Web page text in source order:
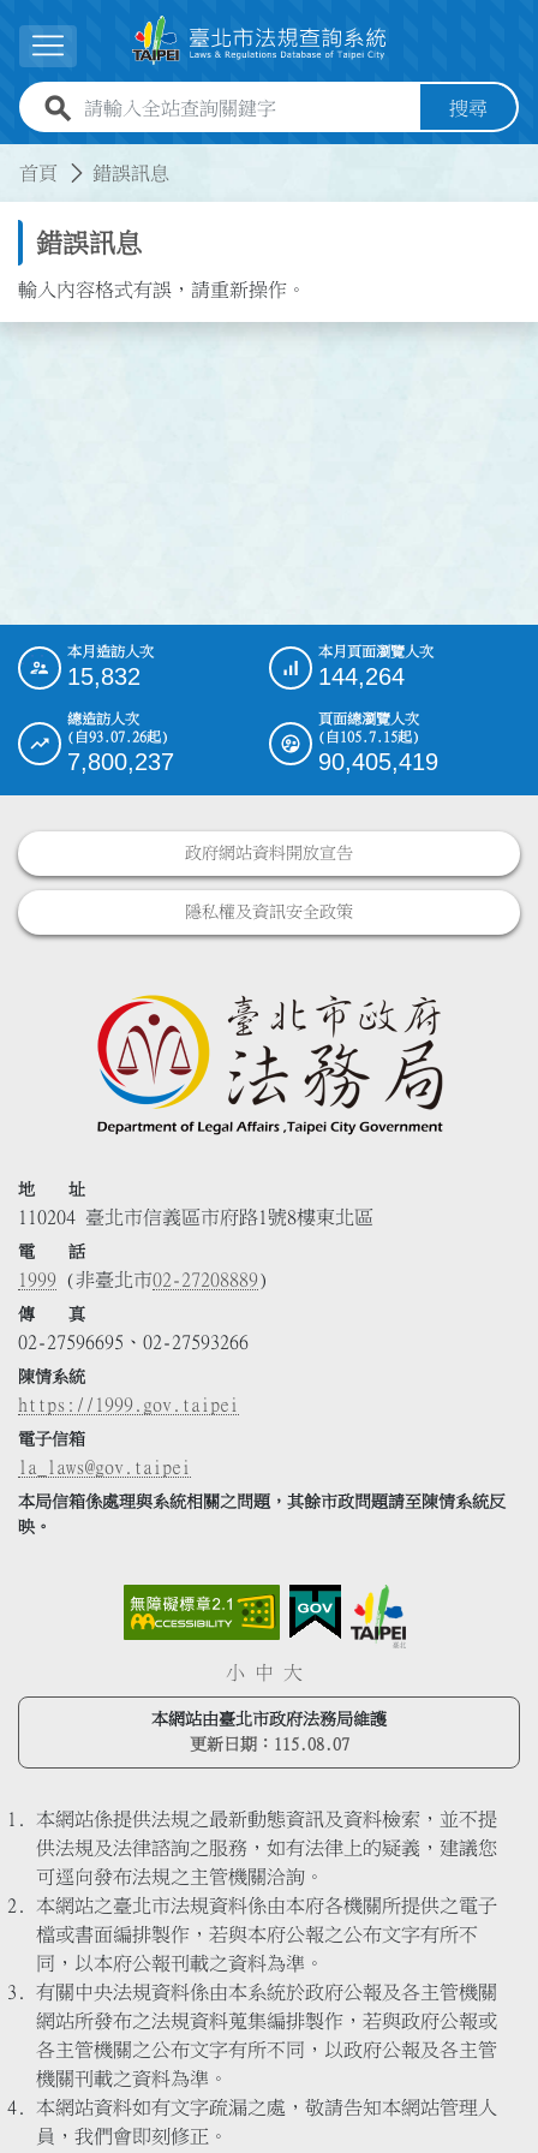
展開選單
全站查詢關鍵字欄位 搜尋
首頁 錯誤訊息
錯誤訊息
輸入內容格式有誤，請重新操作。
::: 本月造訪人次
15,832
本月頁面瀏覽人次
144,264
總造訪人次
(自93.07.26起)
7,800,237
頁面總瀏覽人次
(自105.7.15起)
90,405,419
政府網站資料開放宣告
隱私權及資訊安全政策
地 址
110204 臺北市信義區市府路1號8樓東北區
電 話
1999 (非臺北市02-27208889)
傳 真
02-27596695、02-27593266
陳情系統
https://1999.gov.taipei
電子信箱
la_laws@gov.taipei
本局信箱係處理與系統相關之問題，其餘市政問題請至陳情系統反
映。
小 中 大
本網站由臺北市政府法務局維護
更新日期： 115.08.07
本網站係提供法規之最新動態資訊及資料檢索，並不提
供法規及法律諮詢之服務，如有法律上的疑義，建議您
可逕向發布法規之主管機關洽詢。
本網站之臺北市法規資料係由本府各機關所提供之電子
檔或書面編排製作，若與本府公報之公布文字有所不
同，以本府公報刊載之資料為準。
有關中央法規資料係由本系統於政府公報及各主管機關
網站所發布之法規資料蒐集編排製作，若與政府公報或
各主管機關之公布文字有所不同，以政府公報及各主管
機關刊載之資料為準。
本網站資料如有文字疏漏之處，敬請告知本網站管理人
員，我們會即刻修正。